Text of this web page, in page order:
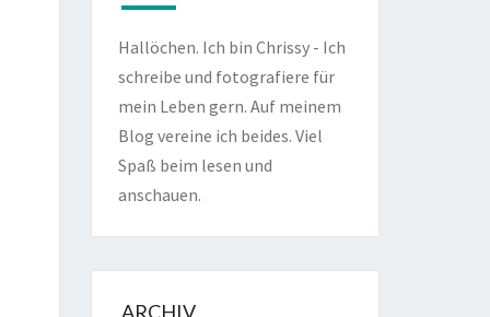
Hallöchen. Ich bin Chrissy - Ich
schreibe und fotografiere für
mein Leben gern. Auf meinem
Blog vereine ich beides. Viel
Spaß beim lesen und
anschauen.
ARCHIV